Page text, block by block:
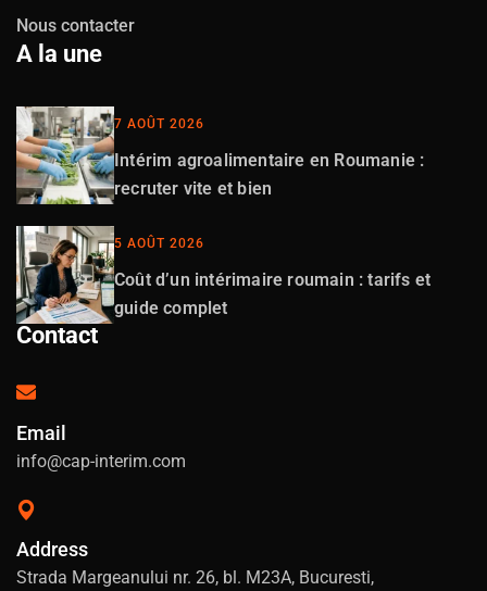
Nous contacter
A la une
7 AOÛT 2026
Intérim agroalimentaire en Roumanie :
recruter vite et bien
5 AOÛT 2026
Coût d’un intérimaire roumain : tarifs et
guide complet
Contact
Email
info@cap-interim.com
Address
Strada Margeanului nr. 26, bl. M23A, Bucuresti,